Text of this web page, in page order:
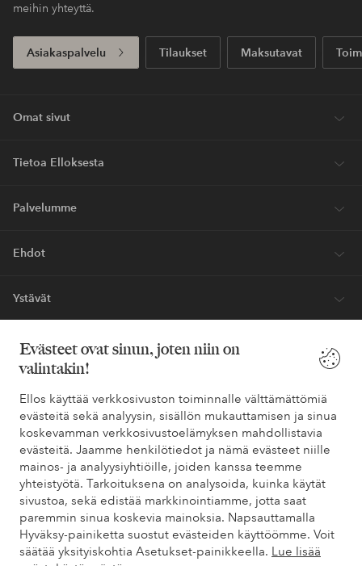
Evästeet ovat sinun, joten niin on
valintakin!
Ellos käyttää verkkosivuston toiminnalle välttämättömiä
evästeitä sekä analyysin, sisällön mukauttamisen ja sinua
koskevamman verkkosivustoelämyksen mahdollistavia
evästeitä. Jaamme henkilötiedot ja nämä evästeet niille
mainos- ja analyysiyhtiöille, joiden kanssa teemme
yhteistyötä. Tarkoituksena on analysoida, kuinka käytät
sivustoa, sekä edistää markkinointiamme, jotta saat
paremmin sinua koskevia mainoksia. Napsauttamalla
Hyväksy-painiketta suostut evästeiden käyttöömme. Voit
säätää yksityiskohtia Asetukset-painikkeella. Lue lisää
meihin yhteyttä.
Asiakaspalvelu Tilaukset Maksutavat
Omat sivut
Tietoa Elloksesta
Palvelumme
Ehdot
Ystävät
Turvalliset maksut – maksa nyt tai erissä
Haluatko tietää
lisää maksuvaihtoehdoistamme
elpy elpy
Suomi - Valitse maa
Facebook Instagram Pinterest Youtube